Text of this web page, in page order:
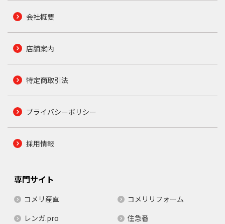
会社概要
店舗案内
特定商取引法
プライバシーポリシー
採用情報
専門サイト
コメリ産直
コメリリフォーム
レンガ.pro
住急番